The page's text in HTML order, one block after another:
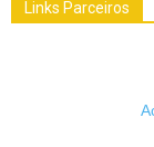
Links Parceiros